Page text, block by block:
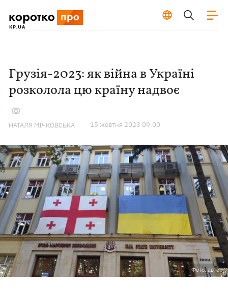
Грузія-2023: як війна в Україні
розколола цю країну надвоє
НАТАЛЯ МІЧКОВСЬКА 15 жовтня 2023 09:00
Фото: автор